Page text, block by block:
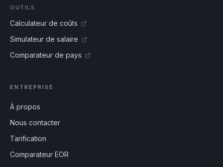
OUTILS
Calculateur de coûts
Simulateur de salaire
Comparateur de pays
ENTREPRISE
À propos
Nous contacter
Tarification
Comparateur EOR